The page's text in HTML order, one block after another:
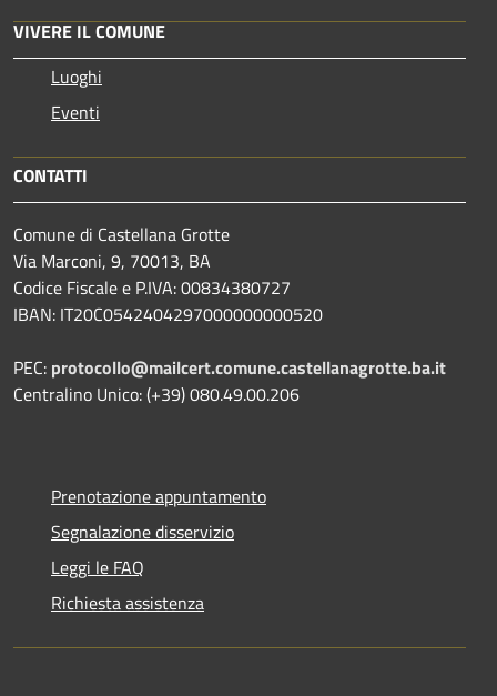
VIVERE IL COMUNE
Luoghi
Eventi
CONTATTI
Comune di Castellana Grotte
Via Marconi, 9, 70013, BA
Codice Fiscale e P.IVA: 00834380727
IBAN: IT20C0542404297000000000520
PEC: protocollo@mailcert.comune.castellanagrotte.ba.it
Centralino Unico: (+39) 080.49.00.206
Prenotazione appuntamento
Segnalazione disservizio
Leggi le FAQ
Richiesta assistenza